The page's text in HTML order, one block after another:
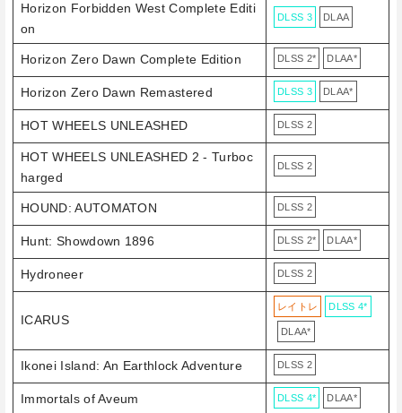
Horizon Forbidden West Complete Editi
on
DLSS 3 DLAA
Horizon Zero Dawn Complete Edition DLSS 2* DLAA*
Horizon Zero Dawn Remastered DLSS 3 DLAA*
HOT WHEELS UNLEASHED DLSS 2
HOT WHEELS UNLEASHED 2 - Turboc
harged
DLSS 2
HOUND: AUTOMATON DLSS 2
Hunt: Showdown 1896 DLSS 2* DLAA*
Hydroneer DLSS 2
ICARUS
レイトレ DLSS 4*
DLAA*
Ikonei Island: An Earthlock Adventure DLSS 2
Immortals of Aveum DLSS 4* DLAA*